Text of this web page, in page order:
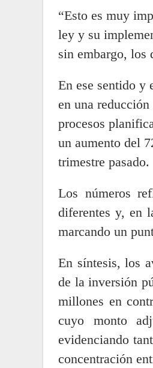
“Esto es muy
ley y su
sin embargo, los
En ese sentido y
en una
procesos
un aumento del
trimestre pasado.
Los números
diferentes y, en
marcando un
En síntesis, los
de la inversión
millones en
cuyo monto
evidenciando
concentración